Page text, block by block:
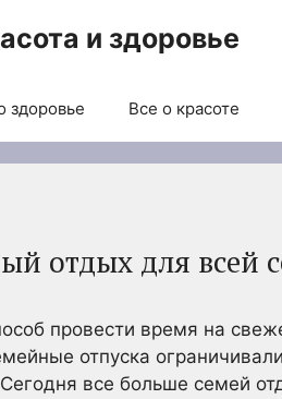
и здоровье
здоровье Все о красоте
отдых для всей
провести время на
отпуска
все больше семей